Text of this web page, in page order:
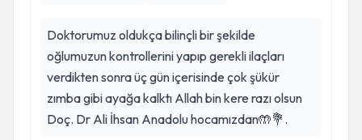
Doktorumuz oldukça bilinçli bir şekilde
oğlumuzun kontrollerini yapıp gerekli ilaçları
verdikten sonra üç gün içerisinde çok şükür
zımba gibi ayağa kalktı Allah bin kere razı olsun
Doç. Dr Ali İhsan Anadolu hocamızdan🤲💐.